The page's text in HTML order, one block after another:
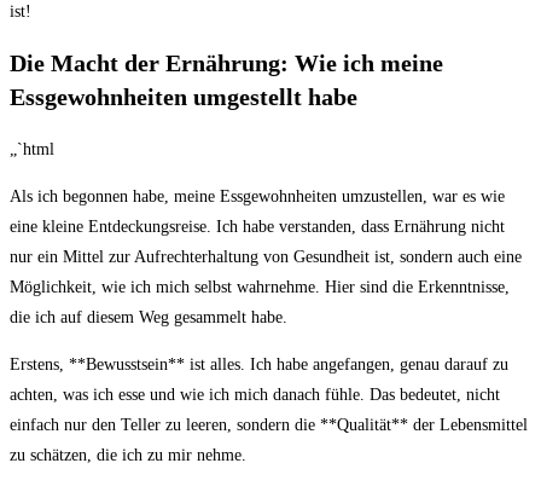
ist!
Die Macht der Ernährung: ‌Wie ich meine
Essgewohnheiten​ umgestellt‌ habe
„`html
Als ich begonnen​ habe, meine Essgewohnheiten umzustellen, war es wie
eine kleine Entdeckungsreise. Ich habe verstanden, dass Ernährung nicht
nur‍ ein Mittel zur Aufrechterhaltung von Gesundheit ist, sondern auch ⁤eine
Möglichkeit, wie ich mich selbst wahrnehme. Hier sind die Erkenntnisse,
die‌ ich auf diesem Weg gesammelt habe.
Erstens, **Bewusstsein** ist‌ alles.‍ Ich⁣ habe angefangen,⁢ genau darauf ⁣zu⁣
achten, was ich esse und wie ich mich‍ danach fühle. Das bedeutet, nicht
einfach‌ nur den Teller zu leeren, sondern die **Qualität** der Lebensmittel
zu schätzen, ‍die ich zu mir nehme.